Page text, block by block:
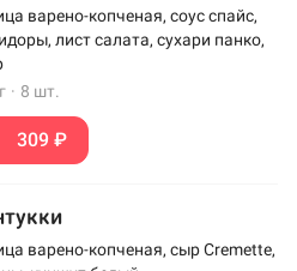
варено-копченая, соус спайс,
лист салата, сухари панко,
· 8 шт.
309 ₽
варено-копченая, сыр Cremette,